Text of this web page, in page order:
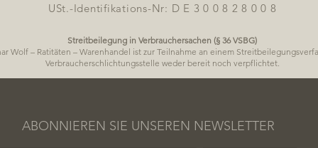
USt.-Identifikations-Nr: D E 3 0 0 8 2 8 0 0 8
Streitbeilegung in Verbrauchersachen (§ 36 VSBG)
Wolf – Ratitäten – Warenhandel ist zur Teilnahme an einem
Verbraucherschlichtungsstelle weder bereit noch verpflichtet.
ABONNIEREN SIE UNSEREN NEWSLETTER